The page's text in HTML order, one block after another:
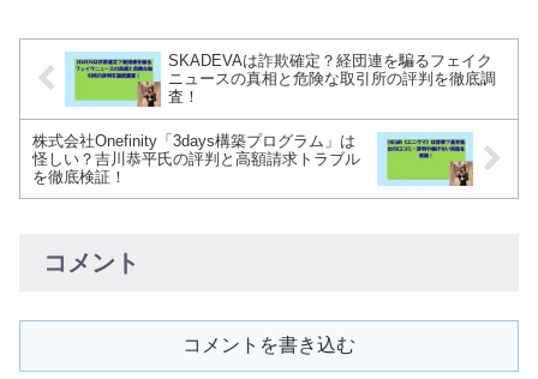
SKADEVAは詐欺確定？経団連を騙るフェイク
ニュースの真相と危険な取引所の評判を徹底調
査！
株式会社Onefinity「3days構築プログラム」は
怪しい？吉川恭平氏の評判と高額請求トラブル
を徹底検証！
コメント
コメントを書き込む